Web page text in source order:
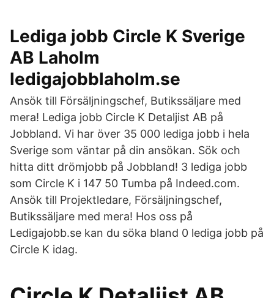
Lediga jobb Circle K Sverige
AB Laholm
ledigajobblaholm.se
Ansök till Försäljningschef, Butikssäljare med
mera! Lediga jobb Circle K Detaljist AB på
Jobbland. Vi har över 35 000 lediga jobb i hela
Sverige som väntar på din ansökan. Sök och
hitta ditt drömjobb på Jobbland! 3 lediga jobb
som Circle K i 147 50 Tumba på Indeed.com.
Ansök till Projektledare, Försäljningschef,
Butikssäljare med mera! Hos oss på
Ledigajobb.se kan du söka bland 0 lediga jobb på
Circle K idag.